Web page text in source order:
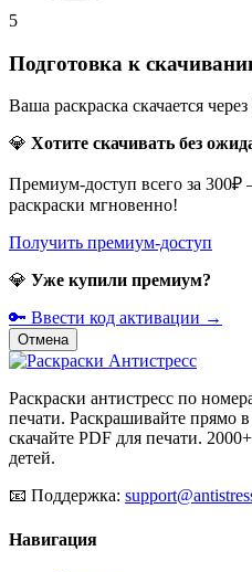
5
Подготовка к
Ваша раскраска скачается через
💎 Хотите скачивать без
Премиум-доступ всего за
раскраски мгновенно!
Получить премиум-доступ
💎 Уже купили премиум?
🔑 Ввести код активации →
Отмена
Раскраски антистресс по
печати. Раскрашивайте прямо в
скачайте PDF для печати.
детей.
📧 Поддержка:
Навигация